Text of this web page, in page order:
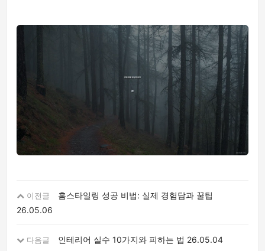
이전글
홈스타일링 성공 비법: 실제 경험담과 꿀팁
26.05.06
다음글 인테리어 실수 10가지와 피하는 법 26.05.04